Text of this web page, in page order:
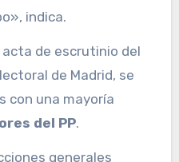
indica.
acta de escrutinio del
de Madrid, se
con una mayoría
del PP.